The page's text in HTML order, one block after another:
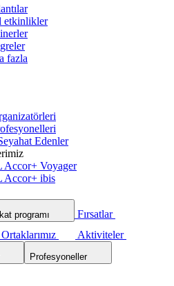
etkinlikler
fazla
Edenler
Accor+ Voyager
Accor+ ibis
programı
Fırsatlar
Ortaklarımız Aktiviteler
Profesyoneller